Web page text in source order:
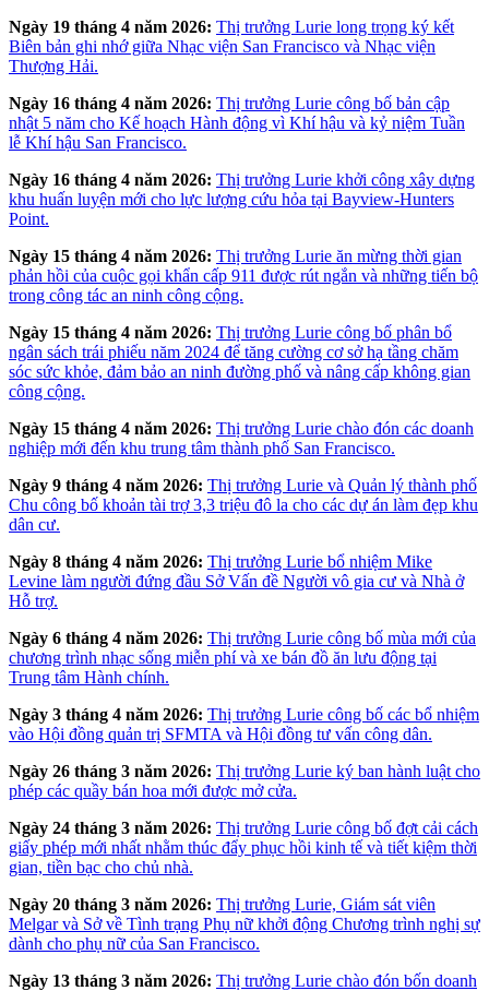
Ngày 19 tháng 4 năm 2026: Thị trưởng Lurie long trọng ký kết
Biên bản ghi nhớ giữa Nhạc viện San Francisco và Nhạc viện
Thượng Hải.
Ngày 16 tháng 4 năm 2026: Thị trưởng Lurie công bố bản cập
nhật 5 năm cho Kế hoạch Hành động vì Khí hậu và kỷ niệm Tuần
lễ Khí hậu San Francisco.
Ngày 16 tháng 4 năm 2026: Thị trưởng Lurie khởi công xây dựng
khu huấn luyện mới cho lực lượng cứu hỏa tại Bayview-Hunters
Point.
Ngày 15 tháng 4 năm 2026: Thị trưởng Lurie ăn mừng thời gian
phản hồi của cuộc gọi khẩn cấp 911 được rút ngắn và những tiến bộ
trong công tác an ninh công cộng.
Ngày 15 tháng 4 năm 2026: Thị trưởng Lurie công bố phân bổ
ngân sách trái phiếu năm 2024 để tăng cường cơ sở hạ tầng chăm
sóc sức khỏe, đảm bảo an ninh đường phố và nâng cấp không gian
công cộng.
Ngày 15 tháng 4 năm 2026: Thị trưởng Lurie chào đón các doanh
nghiệp mới đến khu trung tâm thành phố San Francisco.
Ngày 9 tháng 4 năm 2026: Thị trưởng Lurie và Quản lý thành phố
Chu công bố khoản tài trợ 3,3 triệu đô la cho các dự án làm đẹp khu
dân cư.
Ngày 8 tháng 4 năm 2026: Thị trưởng Lurie bổ nhiệm Mike
Levine làm người đứng đầu Sở Vấn đề Người vô gia cư và Nhà ở
Hỗ trợ.
Ngày 6 tháng 4 năm 2026: Thị trưởng Lurie công bố mùa mới của
chương trình nhạc sống miễn phí và xe bán đồ ăn lưu động tại
Trung tâm Hành chính.
Ngày 3 tháng 4 năm 2026: Thị trưởng Lurie công bố các bổ nhiệm
vào Hội đồng quản trị SFMTA và Hội đồng tư vấn công dân.
Ngày 26 tháng 3 năm 2026: Thị trưởng Lurie ký ban hành luật cho
phép các quầy bán hoa mới được mở cửa.
Ngày 24 tháng 3 năm 2026: Thị trưởng Lurie công bố đợt cải cách
giấy phép mới nhất nhằm thúc đẩy phục hồi kinh tế và tiết kiệm thời
gian, tiền bạc cho chủ nhà.
Ngày 20 tháng 3 năm 2026: Thị trưởng Lurie, Giám sát viên
Melgar và Sở về Tình trạng Phụ nữ khởi động Chương trình nghị sự
dành cho phụ nữ của San Francisco.
Ngày 13 tháng 3 năm 2026: Thị trưởng Lurie chào đón bốn doanh